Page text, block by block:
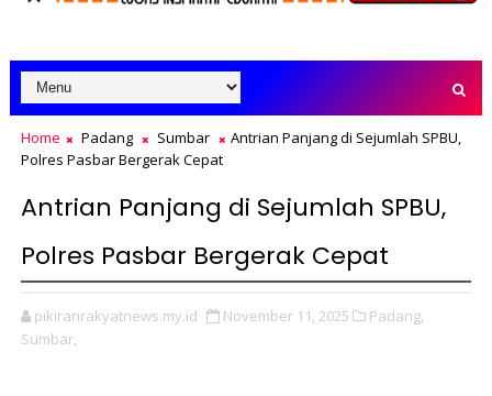
Home Padang Sumbar
Antrian Panjang di Sejumlah SPBU,
Polres Pasbar Bergerak Cepat
Antrian Panjang di Sejumlah SPBU,
Polres Pasbar Bergerak Cepat
pikiranrakyatnews.my.id November 11, 2025
Padang,
Sumbar,